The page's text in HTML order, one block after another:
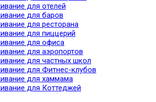
для отелей
для баров
для ресторана
для пиццерий
для офиса
для аэропортов
для частных школ
для Фитнес-клубов
для хаммама
для Коттеджей